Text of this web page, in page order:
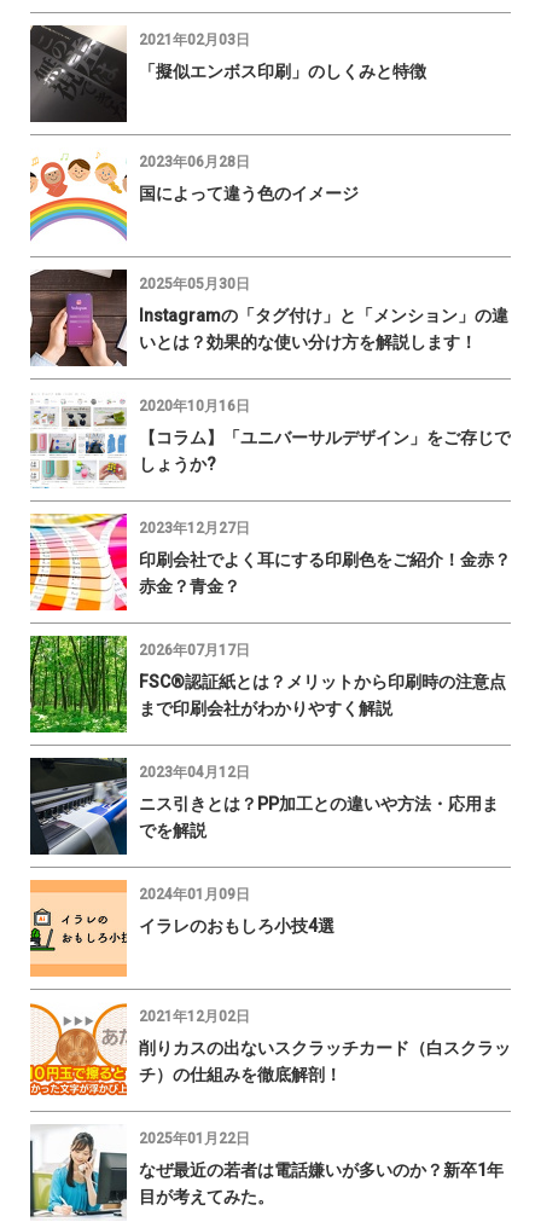
2021年02月03日
「擬似エンボス印刷」のしくみと特徴
2023年06月28日
国によって違う色のイメージ
2025年05月30日
Instagramの「タグ付け」と「メンション」の違
いとは？効果的な使い分け方を解説します！
2020年10月16日
【コラム】「ユニバーサルデザイン」をご存じで
しょうか?
2023年12月27日
印刷会社でよく耳にする印刷色をご紹介！金赤？
赤金？青金？
2026年07月17日
FSC®認証紙とは？メリットから印刷時の注意点
まで印刷会社がわかりやすく解説
2023年04月12日
ニス引きとは？PP加工との違いや方法・応用ま
でを解説
2024年01月09日
イラレのおもしろ小技4選
2021年12月02日
削りカスの出ないスクラッチカード（白スクラッ
チ）の仕組みを徹底解剖！
2025年01月22日
なぜ最近の若者は電話嫌いが多いのか？新卒1年
目が考えてみた。